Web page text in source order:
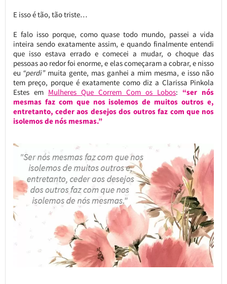
E isso é tão, tão triste…
E falo isso porque, como quase todo mundo, passei a vida
inteira sendo exatamente assim, e quando finalmente entendi
que isso estava errado e comecei a mudar, o choque das
pessoas ao redor foi enorme, e elas começaram a cobrar, e nisso
eu “perdi”muita gente, mas ganhei a mim mesma, e isso não
tem preço, porque é exatamente como diz a Clarissa Pinkola
Estes em Mulheres Que Correm Com os Lobos:“ser nós
mesmas faz com que nos isolemos de muitos outros e,
entretanto, ceder aos desejos dos outros faz com que nos
isolemos de nós mesmas.”